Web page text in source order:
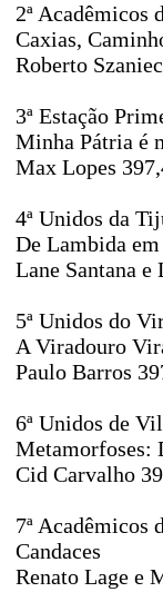
2ª Acadêmicos
Caxias,
Roberto
3ª Estação
Minha Pátria é
Max Lopes
4ª Unidos da
De Lambida
Lane Santana
5ª Unidos do
A Viradouro
Paulo Barros
6ª Unidos de
Metamorfoses:
Cid Carvalho
7ª Acadêmicos
Candaces
Renato Lage e